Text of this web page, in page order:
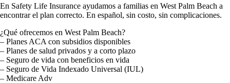
En Safety Life Insurance ayudamos a familias en West Palm Beach a
encontrar el plan correcto. En español, sin costo, sin complicaciones.
¿Qué ofrecemos en West Palm Beach?
– Planes ACA con subsidios disponibles
– Planes de salud privados y a corto plazo
– Seguro de vida con beneficios en vida
– Seguro de Vida Indexado Universal (IUL)
– Medicare Adv